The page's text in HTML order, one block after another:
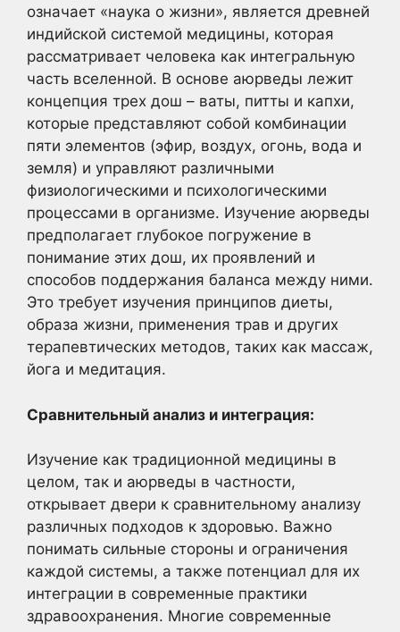
означает «наука о жизни», является древней
индийской системой медицины, которая
рассматривает человека как интегральную
часть вселенной. В основе аюрведы лежит
концепция трех дош – ваты, питты и капхи,
которые представляют собой комбинации
пяти элементов (эфир, воздух, огонь, вода и
земля) и управляют различными
физиологическими и психологическими
процессами в организме. Изучение аюрведы
предполагает глубокое погружение в
понимание этих дош, их проявлений и
способов поддержания баланса между ними.
Это требует изучения принципов диеты,
образа жизни, применения трав и других
терапевтических методов, таких как массаж,
йога и медитация.
Сравнительный анализ и интеграция:
Изучение как традиционной медицины в
целом, так и аюрведы в частности,
открывает двери к сравнительному анализу
различных подходов к здоровью. Важно
понимать сильные стороны и ограничения
каждой системы, а также потенциал для их
интеграции в современные практики
здравоохранения. Многие современные